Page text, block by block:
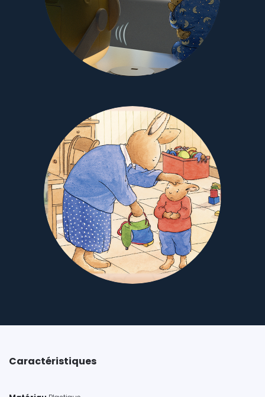
Caractéristiques